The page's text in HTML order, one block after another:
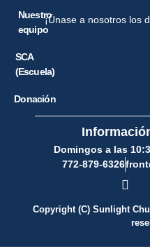
Nuestro
equipo
SCA
(Escuela)
Donación
¡Únase a nosotros los
Domingos a las
772-879-6326
Copyright (C) Sunlight